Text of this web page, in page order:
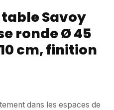
Savoy
ronde Ø 45
cm, finition
dans les espaces de